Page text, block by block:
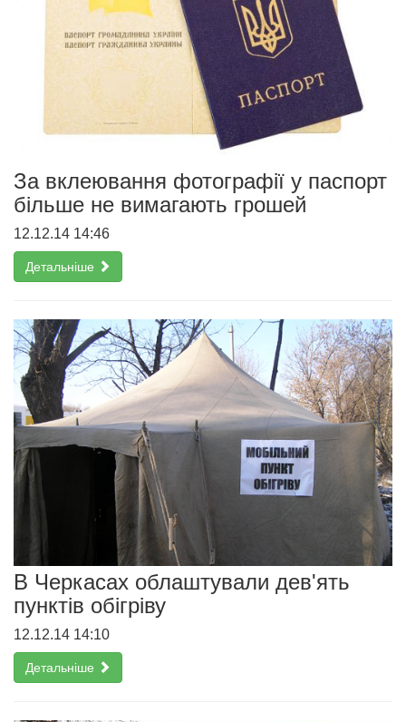
За вклеювання фотографії у паспорт
більше не вимагають грошей
12.12.14 14:46
Детальніше
В Черкасах облаштували дев'ять
пунктів обігріву
12.12.14 14:10
Детальніше